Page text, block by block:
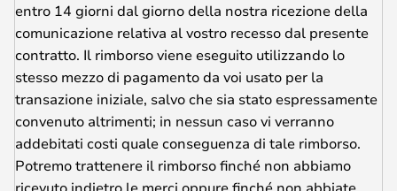
entro 14 giorni dal giorno della nostra ricezione della
comunicazione relativa al vostro recesso dal presente
contratto. Il rimborso viene eseguito utilizzando lo
stesso mezzo di pagamento da voi usato per la
transazione iniziale, salvo che sia stato espressamente
convenuto altrimenti; in nessun caso vi verranno
addebitati costi quale conseguenza di tale rimborso.
Potremo trattenere il rimborso finché non abbiamo
ricevuto indietro le merci oppure finché non abbiate